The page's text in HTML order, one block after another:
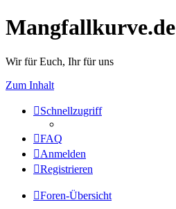
Mangfallkurve.de
Wir für Euch, Ihr für uns
Zum Inhalt
Schnellzugriff
FAQ
Anmelden
Registrieren
Foren-Übersicht